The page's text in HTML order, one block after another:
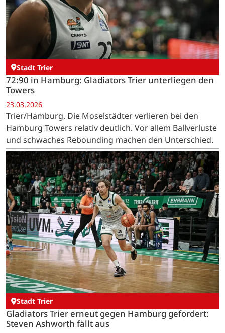
Stadt Trier
72:90 in Hamburg: Gladiators Trier unterliegen den
Towers
23.03.2026
Trier/Hamburg. Die Moselstädter verlieren bei den
Hamburg Towers relativ deutlich. Vor allem Ballverluste
und schwaches Rebounding machen den Unterschied.
Stadt Trier
Gladiators Trier erneut gegen Hamburg gefordert:
Steven Ashworth fällt aus